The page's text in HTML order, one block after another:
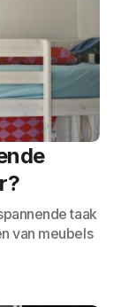
taak
van meubels